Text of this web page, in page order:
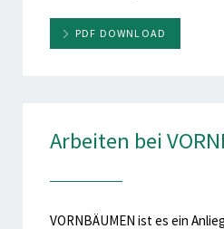
PDF DOWNLOAD
Arbeiten bei
VORNBÄUMEN ist es ein